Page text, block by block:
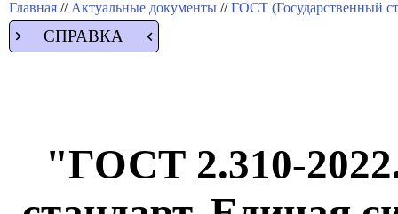
Главная // Актуальные документы //ГОСТ (Государственный
СПРАВКА
"ГОСТ 2.310-